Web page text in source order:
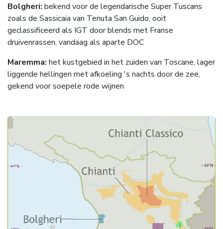
Bolgheri: bekend voor de legendarische Super Tuscans
zoals de Sassicaia van Tenuta San Guido, ooit
geclassificeerd als IGT door blends met Franse
druivenrassen, vandaag als aparte DOC
Maremma: het kustgebied in het zuiden van Toscane, lager
liggende hellingen met afkoeling 's nachts door de zee,
gekend voor soepele rode wijnen